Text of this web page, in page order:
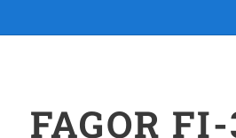
FAGOR